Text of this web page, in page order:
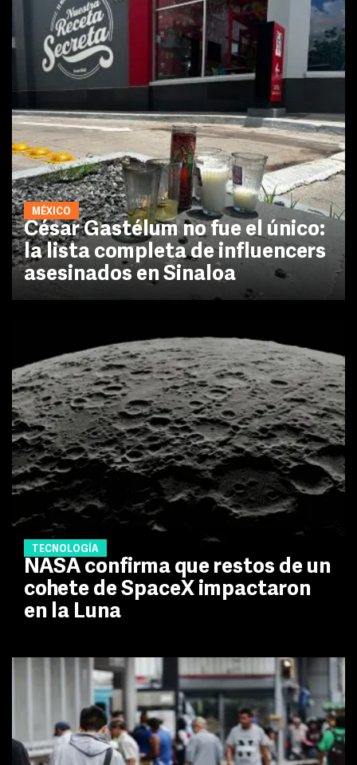
MÉXICO
César Gastélum no fue el único:
la lista completa de influencers
asesinados en Sinaloa
TECNOLOGÍA
NASA confirma que restos de un
cohete de SpaceX impactaron
en la Luna